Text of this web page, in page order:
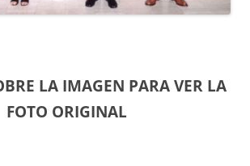
LA IMAGEN PARA VER LA
FOTO ORIGINAL